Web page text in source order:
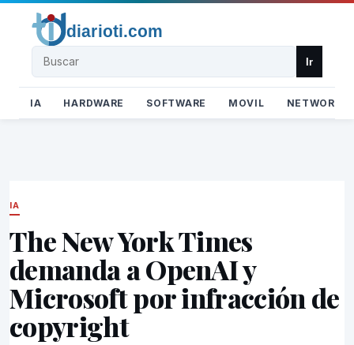
Buscar Ir
IA HARDWARE SOFTWARE MOVIL NETWORK
IA
The New York Times
demanda a OpenAI y
Microsoft por infracción de
copyright